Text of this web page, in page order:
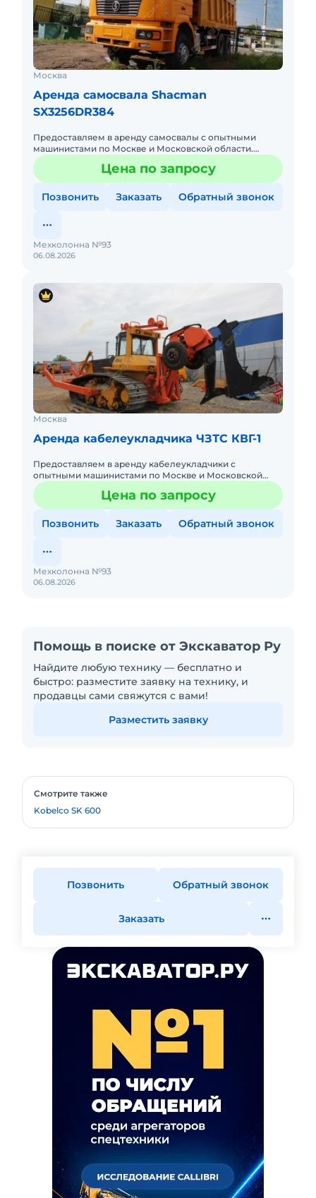
Москва
Аренда самосвала Shacman
SX3256DR384
Предоставляем в аренду самосвалы с опытными
машинистами по Москве и Московской области.
Любой вид аренды. Долгосрочный, краткосрочный
(почасовой, посменный) При
Цена по запросу
Позвонить Заказать Обратный звонок
06.08.2026
Мехколонна №93
Москва
Аренда кабелеукладчика ЧЗТС КВГ-1
Предоставляем в аренду кабелеукладчики с
опытными машинистами по Москве и Московской
области. Любой вид аренды. Долгосрочный,
краткосрочный (почасовой, посменны
Цена по запросу
Позвонить Заказать Обратный звонок
06.08.2026
Мехколонна №93
Помощь в поиске от Экскаватор Ру
Найдите любую технику — бесплатно и
быстро: разместите заявку на технику, и
продавцы сами свяжутся с вами!
Разместить заявку
Смотрите также
Kobelco SK 600
Позвонить Обратный звонок
Заказать